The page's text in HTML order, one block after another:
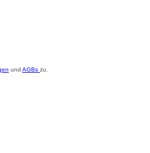
und AGBs zu.